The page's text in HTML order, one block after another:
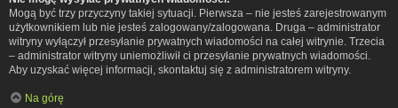
Mogą być trzy przyczyny takiej sytuacji. Pierwsza – nie jesteś zarejestrowanym
użytkownikiem lub nie jesteś zalogowany/zalogowana. Druga – administrator
witryny wyłączył przesyłanie prywatnych wiadomości na całej witrynie. Trzecia
– administrator witryny uniemożliwił ci przesyłanie prywatnych wiadomości.
Aby uzyskać więcej informacji, skontaktuj się z administratorem witryny.
Na górę